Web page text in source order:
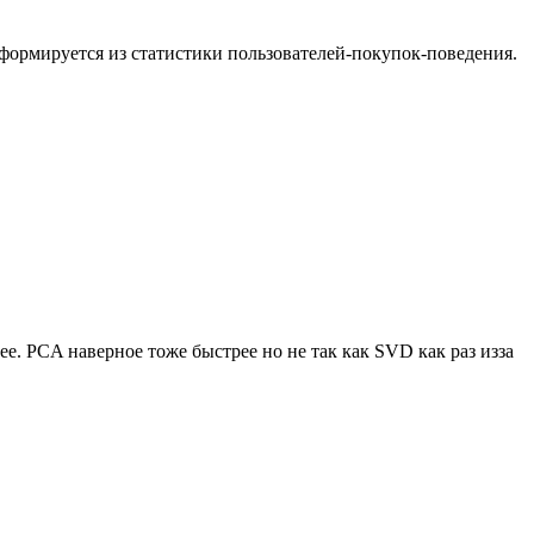
из статистики пользователей-покупок-поведения.
наверное тоже быстрее но не так как SVD как раз изза